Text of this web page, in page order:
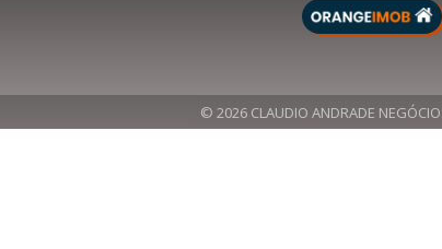
© 2026 CLAUDIO ANDRADE